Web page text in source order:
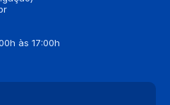
às 17:00h